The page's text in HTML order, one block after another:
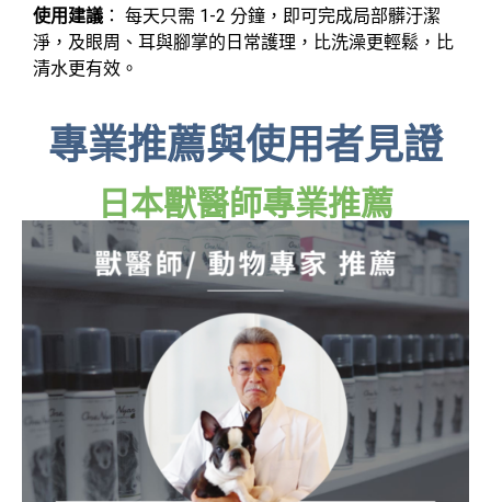
使用建議 ： 每天只需 1-2 分鐘，即可完成局部髒汙潔
淨，及眼周、耳與腳掌的日常護理，比洗澡更輕鬆，比
清水更有效。
專業推薦與使用者見證
日本獸醫師專業推薦